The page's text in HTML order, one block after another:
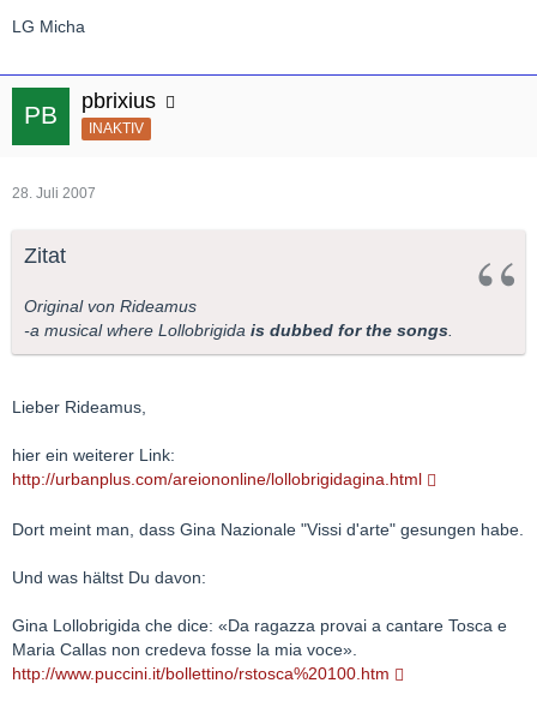
LG Micha
pbrixius
INAKTIV
28. Juli 2007
Zitat
Original von Rideamus
-a musical where Lollobrigida is dubbed for the songs.
Lieber Rideamus,
hier ein weiterer Link:
http://urbanplus.com/areiononline/lollobrigidagina.html
Dort meint man, dass Gina Nazionale "Vissi d'arte" gesungen habe.
Und was hältst Du davon:
Gina Lollobrigida che dice: «Da ragazza provai a cantare Tosca e
Maria Callas non credeva fosse la mia voce».
http://www.puccini.it/bollettino/rstosca%20100.htm